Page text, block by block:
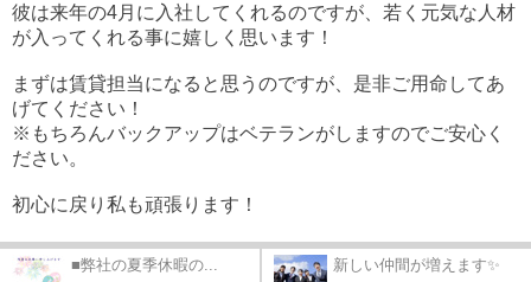
彼は来年の4月に入社してくれるのですが、若く元気な人材
が入ってくれる事に嬉しく思います！
まずは賃貸担当になると思うのですが、是非ご用命してあ
げてください！
※もちろんバックアップはベテランがしますのでご安心く
ださい。
初心に戻り私も頑張ります！
■弊社の夏季休暇の... 新しい仲間が増えます✨